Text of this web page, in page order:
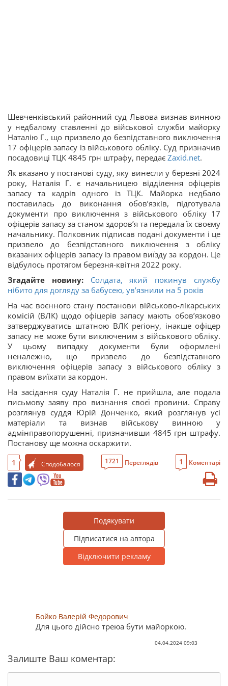
Шевченківський районний суд Львова визнав винною
у недбалому ставленні до військової служби майорку
Наталію Г., що призвело до безпідставного виключення
17 офіцерів запасу із військового обліку. Суд призначив
посадовиці ТЦК 4845 грн штрафу, передає Zaxid.net.
Як вказано у постанові суду, яку винесли у березні 2024
року, Наталія Г. є начальницею відділення офіцерів
запасу та кадрів одного із ТЦК. Майорка недбало
поставилась до виконання обов’язків, підготувала
документи про виключення з військового обліку 17
офіцерів запасу за станом здоров’я та передала їх своєму
начальнику. Полковник підписав подані документи і це
призвело до безпідставного виключення з обліку
вказаних офіцерів запасу із правом виїзду за кордон. Це
відбулось протягом березня-квітня 2022 року.
Згадайте новину:
Солдата, який покинув службу
нібито для догляду за бабусею, увʼязнили на 5 років
На час воєнного стану постанови військово-лікарських
комісій (ВЛК) щодо офіцерів запасу мають обов’язково
затверджуватись штатною ВЛК регіону, інакше офіцер
запасу не може бути виключеним з військового обліку.
У цьому випадку документи були оформлені
неналежно, що призвело до безпідставного
виключення офіцерів запасу з військового обліку з
правом виїхати за кордон.
На засідання суду Наталія Г. не прийшла, але подала
письмову заяву про визнання своєї провини. Справу
розглянув суддя Юрій Донченко, який розглянув усі
матеріали та визнав військову винною у
адмінправопорушенні, призначивши 4845 грн штрафу.
Постанову ще можна оскаржити.
1 Сподобалося 1721 Переглядів 1 Коментарі
Подякувати
Підписатися на автора
Відключити рекламу
Бойко Валерій Федорович
Для цього дійсно треюа бути майоркою.
04.04.2024 09:03
Залиште Ваш коментар: